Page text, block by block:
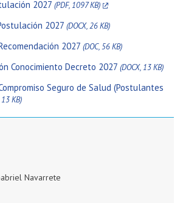
2027 (PDF, 1097 KB)
2027 (DOCX, 26 KB)
2027 (DOC, 56 KB)
Conocimiento Decreto 2027 (DOCX, 13 KB)
Seguro de Salud (Postulantes
13 KB)
Navarrete